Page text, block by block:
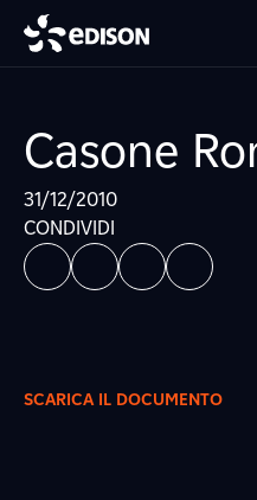
Casone
31/12/2010
CONDIVIDI
SCARICA IL DOCUMENTO